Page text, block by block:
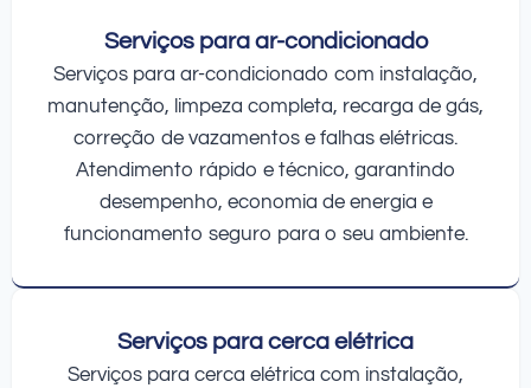
Serviços para ar-condicionado
Serviços para ar-condicionado com instalação,
manutenção, limpeza completa, recarga de gás,
correção de vazamentos e falhas elétricas.
Atendimento rápido e técnico, garantindo
desempenho, economia de energia e
funcionamento seguro para o seu ambiente.
Serviços para cerca elétrica
Serviços para cerca elétrica com instalação,